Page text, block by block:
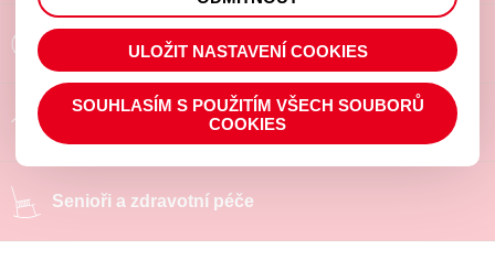
Poradíme a pomůžeme
Chráněné pracoviště
Senioři a zdravotní péče
prohlížené zboží apod.
ULOŽIT NASTAVENÍ COOKIES
SOUHLASÍM S POUŽITÍM VŠECH SOUBORŮ
COOKIES